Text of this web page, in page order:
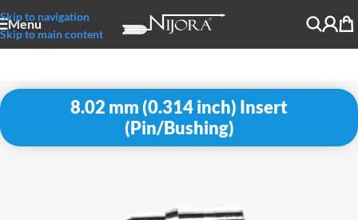
Skip to navigation
Skip to main content
Menu
8.02 mm (0.314 inch) Insert
(Pin/Bushing)
8.02 mm (0.314 inch) Insert (Pin/Bushing)